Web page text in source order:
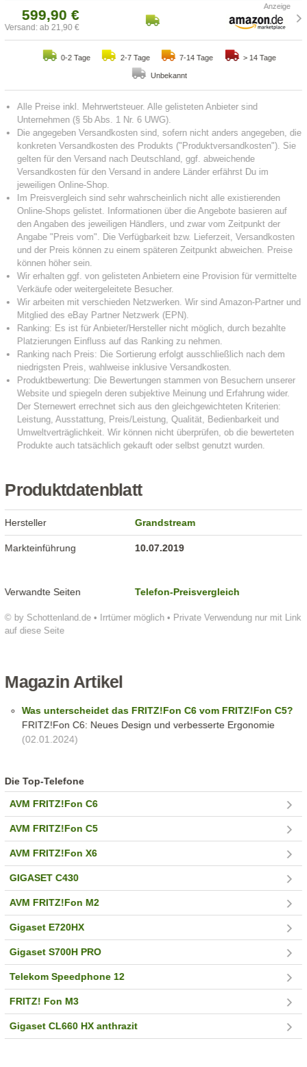
599,90 €
Versand: ab 21,90 €
0-2 Tage 2-7 Tage 7-14 Tage > 14 Tage
Unbekannt
Produktdatenblatt
© by Schottenland.de • Irrtümer möglich • Private Verwendung nur mit Link
auf diese Seite
Hersteller Grandstream
Markteinführung 10.07.2019
Verwandte Seiten Telefon-Preisvergleich
Magazin Artikel
Was unterscheidet das FRITZ!Fon C6 vom FRITZ!Fon C5?
FRITZ!Fon C6: Neues Design und verbesserte Ergonomie
(02.01.2024)
Die Top-Telefone
AVM FRITZ!Fon C6
AVM FRITZ!Fon C5
AVM FRITZ!Fon X6
GIGASET C430
AVM FRITZ!Fon M2
Gigaset E720HX
Gigaset S700H PRO
Telekom Speedphone 12
FRITZ! Fon M3
Gigaset CL660 HX anthrazit